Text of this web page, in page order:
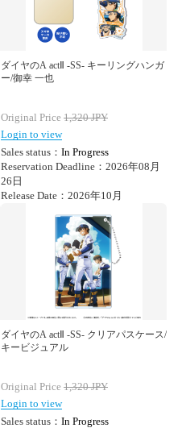
ダイヤのA actⅡ -SS- キーリングハンガ
ー/御幸 一也
Original Price 1,320JPY
Login to view
Sales status： In Progress
Reservation Deadline：2026年08月
26日
Release Date：2026年10月
ダイヤのA actⅡ -SS- クリアパスケース/
キービジュアル
Original Price 1,320JPY
Login to view
Sales status： In Progress